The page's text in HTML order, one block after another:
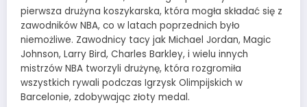
pierwsza drużyna koszykarska, która mogła składać się z
zawodników NBA, co w latach poprzednich było
niemożliwe. Zawodnicy tacy jak Michael Jordan, Magic
Johnson, Larry Bird, Charles Barkley, i wielu innych
mistrzów NBA tworzyli drużynę, która rozgromiła
wszystkich rywali podczas Igrzysk Olimpijskich w
Barcelonie, zdobywając złoty medal.